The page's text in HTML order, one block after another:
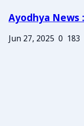
Ayodhya News :
Jun 27, 2025 0 183